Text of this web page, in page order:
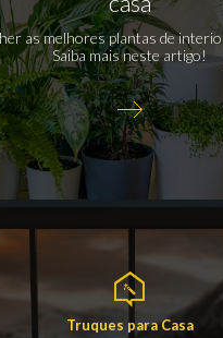
as melhores plantas de
Saiba mais neste artigo!
Truques para Casa